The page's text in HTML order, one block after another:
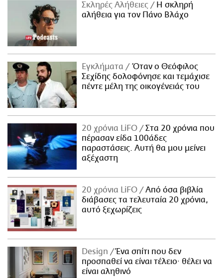
Σκληρές Αλήθειες
H σκληρή
αλήθεια για τον Πάνο Βλάχο
Εγκλήματα
Όταν ο Θεόφιλος
Σεχίδης δολοφόνησε και τεμάχισε
πέντε μέλη της οικογένειάς του
20 χρόνια LiFO
Στα 20 χρόνια που
πέρασαν είδα 100άδες
παραστάσεις. Αυτή θα μου μείνει
αξέχαστη
20 χρόνια LiFO
Από όσα βιβλία
διάβασες τα τελευταία 20 χρόνια,
αυτό ξεχωρίζεις
Design
Ένα σπίτι που δεν
προσπαθεί να είναι τέλειο· θέλει να
είναι αληθινό